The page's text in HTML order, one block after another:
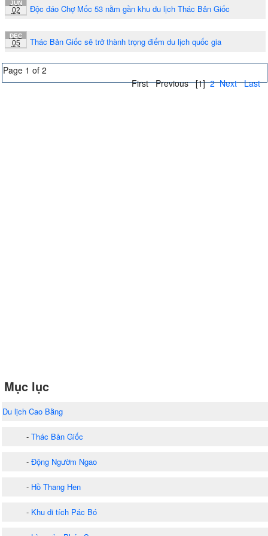
JUN
02 Độc đáo Chợ Mốc 53 nằm gần khu du lịch Thác Bản Giốc
DEC
05 Thác Bản Giốc sẽ trở thành trọng điểm du lịch quốc gia
Page 1 of 2
First Previous [1] 2 Next Last
Mục lục
Du lịch Cao Bằng
- Thác Bản Giốc
- Động Ngườm Ngao
- Hồ Thang Hen
- Khu di tích Pác Bó